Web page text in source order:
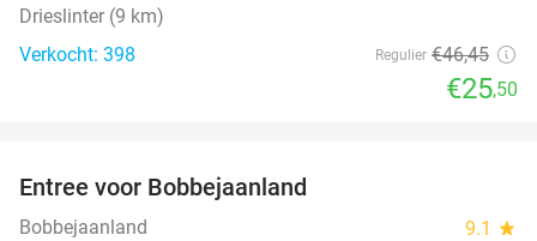
Drieslinter (9 km)
Verkocht: 398
Regulier €46,45
€25,50
Entree voor Bobbejaanland
Bobbejaanland 9.1 star